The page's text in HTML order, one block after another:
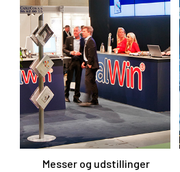
Messer og udstillinger